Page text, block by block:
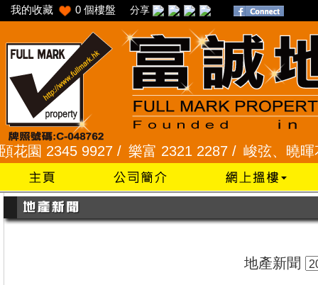
我的收藏 0 個樓盤 分享
2345 9927 /樂富 2321 2287 /峻弦、曉暉花
地產新聞